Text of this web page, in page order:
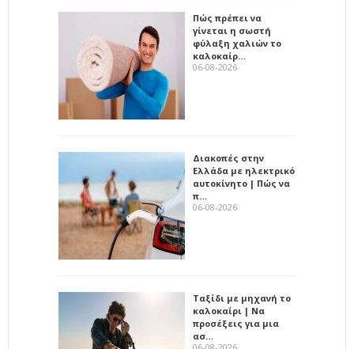
Πώς πρέπει να
γίνεται η σωστή
φύλαξη χαλιών το
καλοκαίρ…
06-08-2026
Διακοπές στην
Ελλάδα με ηλεκτρικό
αυτοκίνητο | Πώς να
π…
06-08-2026
Ταξίδι με μηχανή το
καλοκαίρι | Να
προσέξεις για μια
ασ…